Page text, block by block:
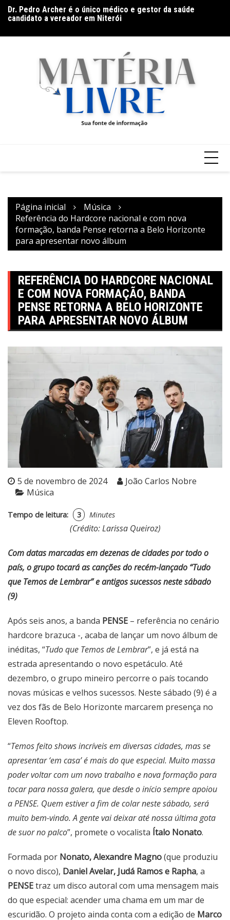
para
conteúdo
candidato a vereador em Niterói
Página inicial
Música
Referência do Hardcore nacional e com nova
formação, banda Pense retorna a Belo Horizonte
para apresentar novo álbum
REFERÊNCIA DO HARDCORE NACIONAL
E COM NOVA FORMAÇÃO, BANDA
PENSE RETORNA A BELO HORIZONTE
PARA APRESENTAR NOVO ÁLBUM
5 de novembro de 2024
João Carlos Nobre
Música
Tempo de leitura: 3 Minutes
(Crédito: Larissa Queiroz)
Com datas marcadas em dezenas de cidades por todo o
país, o grupo tocará as canções do recém-lançado “Tudo
que Temos de Lembrar” e antigos sucessos neste sábado
(9)
Após seis anos, a banda PENSE – referência no cenário
hardcore brazuca -, acaba de lançar um novo álbum de
inéditas, “Tudo que Temos de Lembrar”, e já está na
estrada apresentando o novo espetáculo. Até
dezembro, o grupo mineiro percorre o país tocando
novas músicas e velhos sucessos. Neste sábado (9) é a
vez dos fãs de Belo Horizonte marcarem presença no
Eleven Rooftop.
“Temos feito shows incríveis em diversas cidades, mas se
apresentar ‘em casa’ é mais do que especial. Muito massa
poder voltar com um novo trabalho e nova formação para
tocar para nossa galera, que desde o início sempre apoiou
a PENSE. Quem estiver a fim de colar neste sábado, será
muito bem-vindo. A gente vai deixar até nossa última gota
de suor no palco”, promete o vocalista Ítalo Nonato.
Formada por Nonato, Alexandre Magno(que produziu
o novo disco), Daniel Avelar, Judá Ramos e Rapha, a
PENSEtraz um disco autoral com uma mensagem mais
do que especial: acender uma chama em um mar de
escuridão. O projeto ainda conta com a edição de Marco